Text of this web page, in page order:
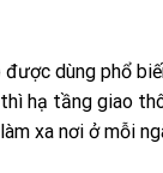
dùng phổ
hạ tầng giao
xa nơi ở mỗi